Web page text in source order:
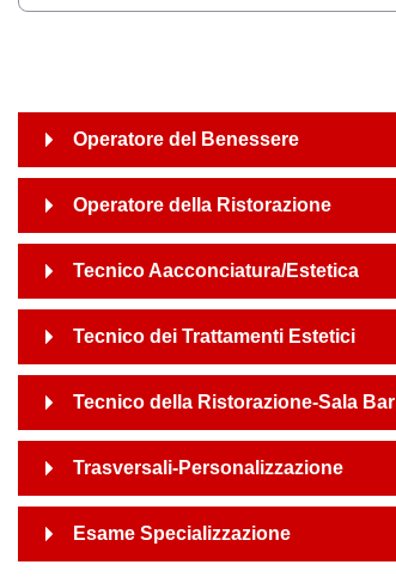
Operatore del Benessere
Operatore della Ristorazione
Tecnico Aacconciatura/Estetica
Tecnico dei Trattamenti Estetici
Tecnico della Ristorazione-Sala Bar
Trasversali-Personalizzazione
Esame Specializzazione